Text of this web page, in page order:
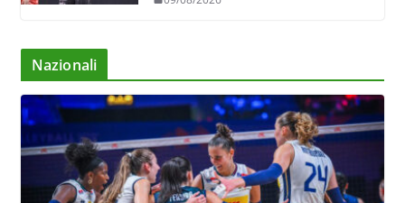
Nazionali